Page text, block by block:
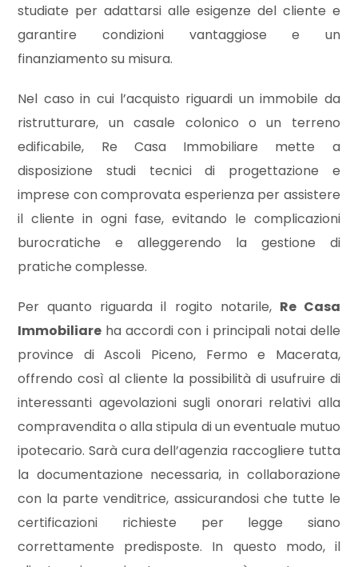
studiate per adattarsi alle esigenze del cliente e
garantire condizioni vantaggiose e un
finanziamento su misura.
Nel caso in cui l’acquisto riguardi un immobile da
ristrutturare, un casale colonico o un terreno
edificabile, Re Casa Immobiliare mette a
disposizione studi tecnici di progettazione e
imprese con comprovata esperienza per assistere
il cliente in ogni fase, evitando le complicazioni
burocratiche e alleggerendo la gestione di
pratiche complesse.
Per quanto riguarda il rogito notarile, Re Casa
Immobiliare ha accordi con i principali notai delle
province di Ascoli Piceno, Fermo e Macerata,
offrendo così al cliente la possibilità di usufruire di
interessanti agevolazioni sugli onorari relativi alla
compravendita o alla stipula di un eventuale mutuo
ipotecario. Sarà cura dell’agenzia raccogliere tutta
la documentazione necessaria, in collaborazione
con la parte venditrice, assicurandosi che tutte le
certificazioni richieste per legge siano
correttamente predisposte. In questo modo, il
Locali
minimi
Qualsiasi
1
2
3
4
5
5+
Bagni
minimi